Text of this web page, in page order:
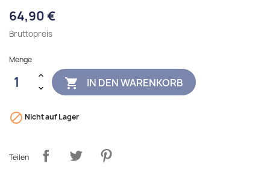
64,90 €
Bruttopreis
Menge
 IN DEN WARENKORB
 Nicht auf Lager
Teilen